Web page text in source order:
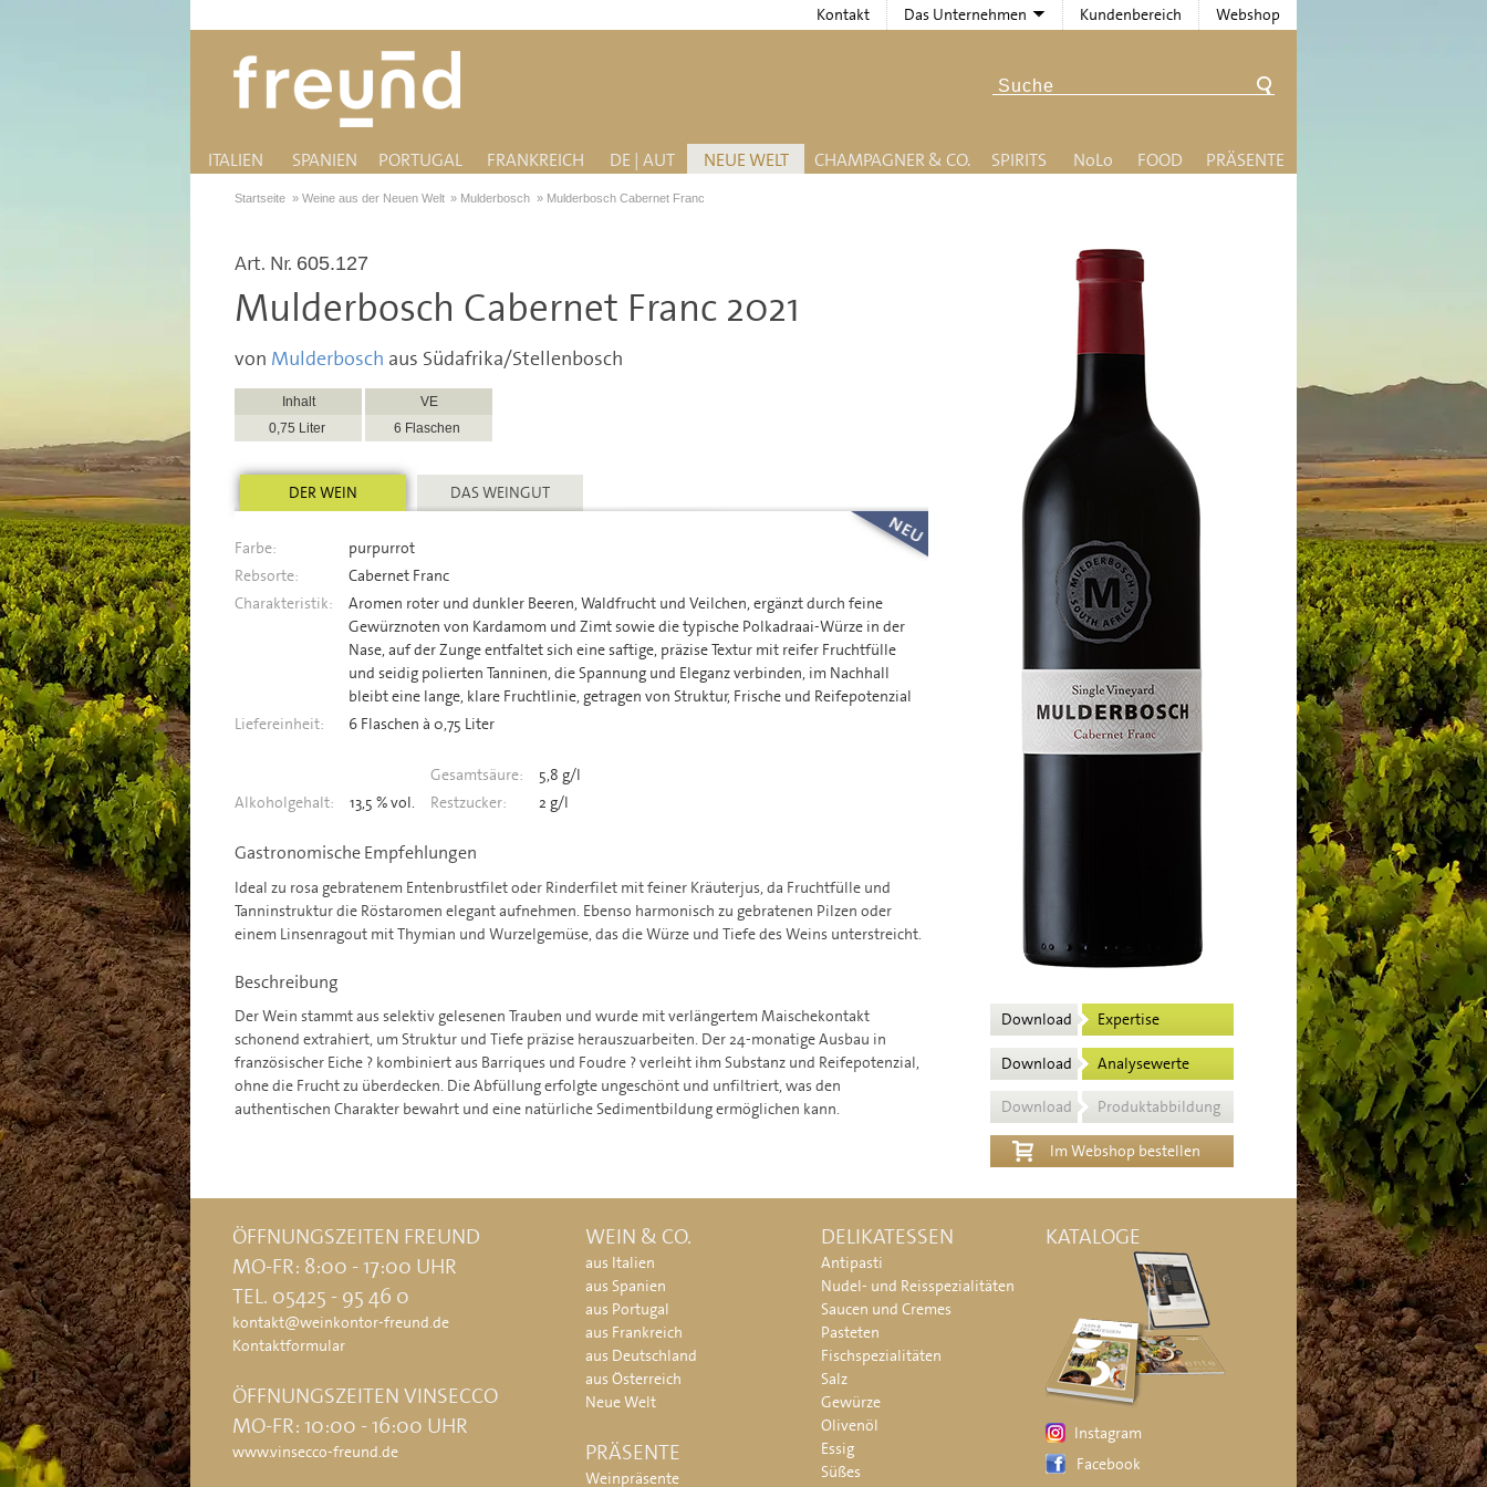
Kontakt Das Unternehmen Kundenbereich Webshop
ITALIEN SPANIEN PORTUGAL FRANKREICH DE | AUT NEUE WELT CHAMPAGNER & CO. SPIRITS NoLo FOOD PRÄSENTE
Startseite » Weine aus der Neuen Welt » Mulderbosch » Mulderbosch Cabernet Franc
Art. Nr. 605.127
Mulderbosch Cabernet Franc 2021
von Mulderbosch aus Südafrika/Stellenbosch
Inhalt
VE
0,75 Liter
6 Flaschen
DER WEIN DAS WEINGUT
Farbe:
purpurrot
Rebsorte:
Cabernet Franc
Charakteristik:
Aromen roter und dunkler Beeren, Waldfrucht und Veilchen, ergänzt durch feine
Gewürznoten von Kardamom und Zimt sowie die typische Polkadraai-Würze in der
Nase, auf der Zunge entfaltet sich eine saftige, präzise Textur mit reifer Fruchtfülle
und seidig polierten Tanninen, die Spannung und Eleganz verbinden, im Nachhall
bleibt eine lange, klare Fruchtlinie, getragen von Struktur, Frische und Reifepotenzial
Liefereinheit:
6 Flaschen à 0,75 Liter
Gesamtsäure:
5,8 g/l
Alkoholgehalt:
13,5 % vol. Restzucker: 2 g/l
Gastronomische Empfehlungen
Ideal zu rosa gebratenem Entenbrustfilet oder Rinderfilet mit feiner Kräuterjus, da Fruchtfülle und
Tanninstruktur die Röstaromen elegant aufnehmen. Ebenso harmonisch zu gebratenen Pilzen oder
einem Linsenragout mit Thymian und Wurzelgemüse, das die Würze und Tiefe des Weins unterstreicht.
Beschreibung
Der Wein stammt aus selektiv gelesenen Trauben und wurde mit verlängertem Maischekontakt
schonend extrahiert, um Struktur und Tiefe präzise herauszuarbeiten. Der 24-monatige Ausbau in
französischer Eiche ? kombiniert aus Barriques und Foudre ? verleiht ihm Substanz und Reifepotenzial,
ohne die Frucht zu überdecken. Die Abfüllung erfolgte ungeschönt und unfiltriert, was den
authentischen Charakter bewahrt und eine natürliche Sedimentbildung ermöglichen kann.
Download Expertise
Download Analysewerte
Download Produktabbildung
Im Webshop bestellen
ÖFFNUNGSZEITEN FREUND
MO-FR: 8:00 - 17:00 UHR
TEL. 05425 - 95 46 0
kontakt@weinkontor-freund.de
Kontaktformular
ÖFFNUNGSZEITEN VINSECCO
MO-FR: 10:00 - 16:00 UHR
www.vinsecco-freund.de
WEIN & CO.
aus Italien
aus Spanien
aus Portugal
aus Frankreich
aus Deutschland
aus Österreich
Neue Welt
PRÄSENTE
Weinpräsente
DELIKATESSEN
Antipasti
Nudel- und Reisspezialitäten
Saucen und Cremes
Pasteten
Fischspezialitäten
Salz
Gewürze
Olivenöl
Essig
Süßes
KATALOGE
Instagram
Facebook